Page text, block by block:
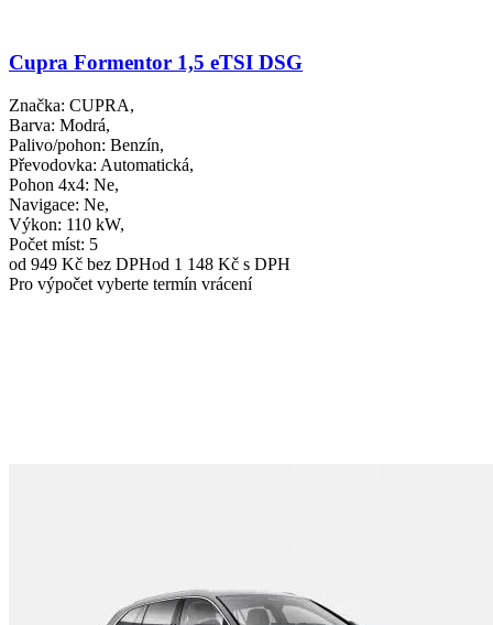
Cupra Formentor 1,5 eTSI DSG
Značka: CUPRA,
Barva: Modrá,
Palivo/pohon: Benzín,
Převodovka: Automatická,
Pohon 4x4: Ne,
Navigace: Ne,
Výkon: 110 kW,
Počet míst: 5
od 949 Kč bez DPHod 1 148 Kč s DPH
Pro výpočet vyberte termín vrácení